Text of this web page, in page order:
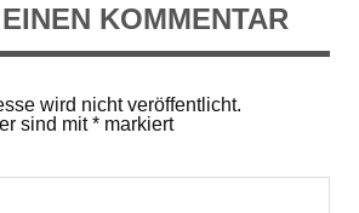
KOMMENTAR
wird nicht veröffentlicht.
sind mit* markiert